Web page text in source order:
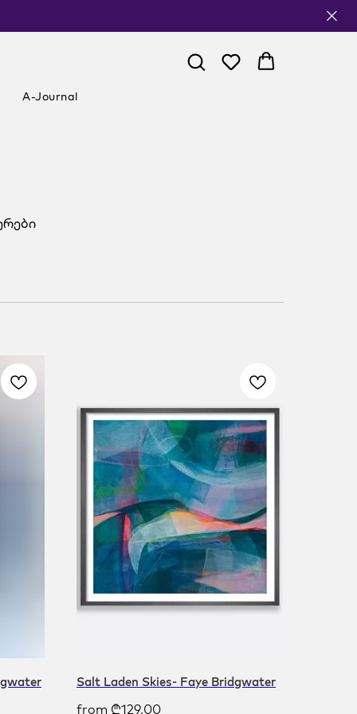
A-Journal
Salt Laden Skies- Faye Bridgwater
from ₾129.00